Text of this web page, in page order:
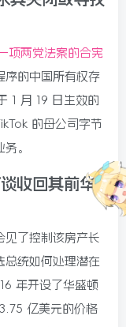
项两党法案的合宪
序的中国所有权存
1 月 19 日生效的
的母公司字节
。
收回其前华
了控制该房产长
总统如何处理潜在
年开设了华盛顿
亿美元的价格